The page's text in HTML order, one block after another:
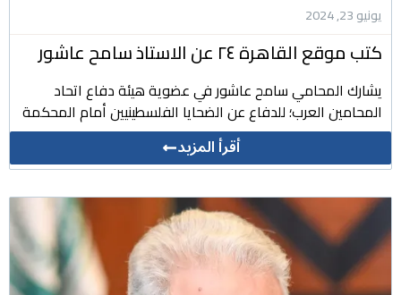
يونيو 23, 2024
كتب موقع القاهرة ٢٤ عن الاستاذ سامح عاشور
يشارك المحامي سامح عاشور في عضوية هيئة دفاع اتحاد
المحامين العرب؛ للدفاع عن الضحايا الفلسطينيين أمام المحكمة
أقرأ المزيد